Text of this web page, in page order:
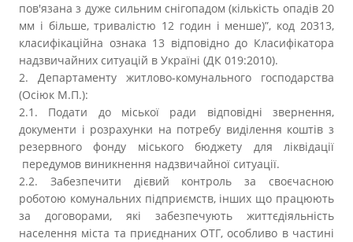
пов'язана з дуже сильним снігопадом (кількість опадів 20
мм і більше, тривалістю 12 годин і менше)”, код 20313,
класифікаційна ознака 13 відповідно до Класифікатора
надзвичайних ситуацій в Україні (ДК 019:2010).
2. Департаменту житлово-комунального господарства
(Осіюк М.П.):
2.1. Подати до міської ради відповідні звернення,
документи і розрахунки на потребу виділення коштів з
резервного фонду міського бюджету для ліквідації
передумов виникнення надзвичайної ситуації.
2.2. Забезпечити дієвий контроль за своєчасною
роботою комунальних підприємств, інших що працюють
за договорами, які забезпечують життєдіяльність
населення міста та приєднаних ОТГ, особливо в частині